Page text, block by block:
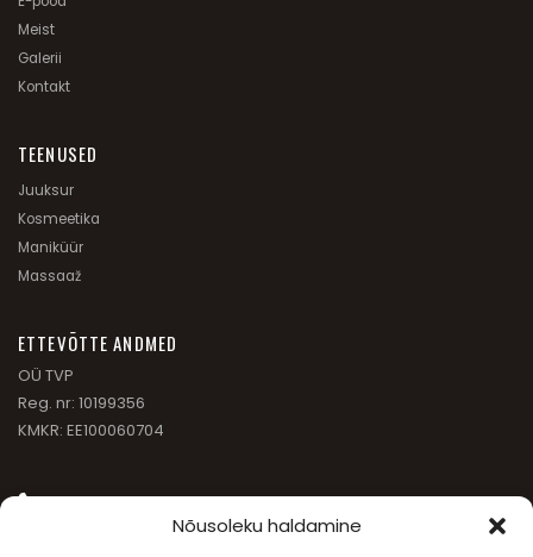
Nõusoleku haldamine
E-pood
Meist
Galerii
Juuksur
Kosmeetika
Maniküür
ETTEVÕTTE ANDMED
OÜ TVP
Reg. nr: 10199356
(+372) 6 542 693